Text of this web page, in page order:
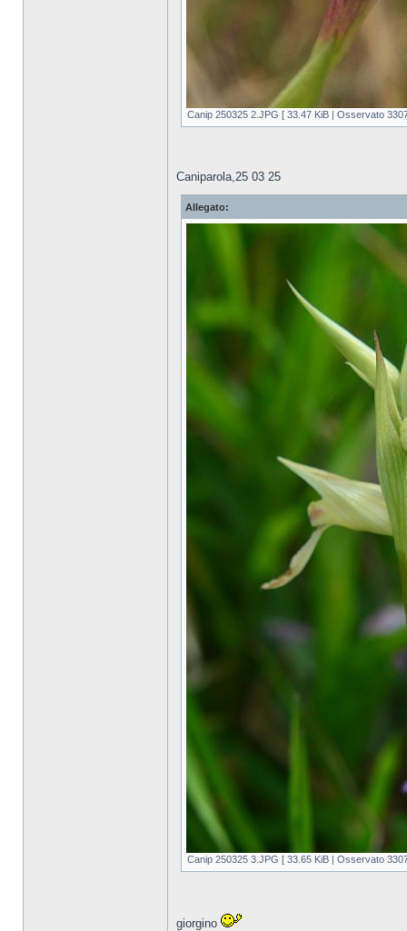
Canip 250325 2.JPG [ 33.47 KiB | Osservato
Caniparola,25 03 25
Allegato:
Canip 250325 3.JPG [ 33.65 KiB | Osservato
giorgino